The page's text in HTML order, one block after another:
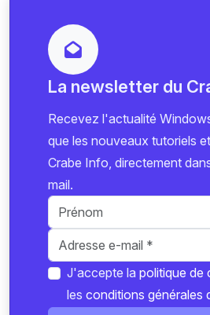
La newsletter du
Recevez l'actualité
que les nouveaux tutoriels
Crabe Info, directement
mail.
J'accepte la politique de
les conditions générales